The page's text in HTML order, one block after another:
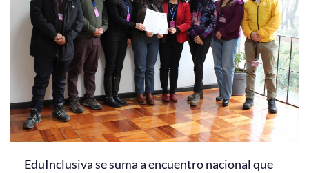
EduInclusiva se suma a encuentro nacional que